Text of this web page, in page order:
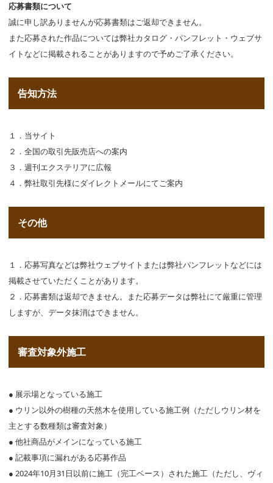
応募書類について
誠に申し訳ありませんが応募書類はご返却できません。
また応募された作品については弊社カタログ・パンフレット・ウェブサ
イトなどに掲載されることがありますので予めご了承ください。
告知方法
１．当サイト
２．全国の取引先販売店への案内
３．週刊エクステリアに広報
４．弊社取引先様にダイレクトメールにてご案内
その他
１．応募写真などは弊社ウェブサイトまたは弊社パンフレットなどには
掲載させていただくことがあります。
２．応募書類は返却できません。また応募データは弊社にて厳重に管理
しますが、データ抹消はできません。
審査対象外施工
● 展示場となっている施工
● ウリン以外の樹種の天然木を使用している施工例（ただしウリン材を
主とする数種類は審査対象）
● 他社商品がメインになっている施工
● 記載事項に漏れがある応募作品
● 2024年10月31日以前に施工（完工ベース）された施工（ただし、ヴィ